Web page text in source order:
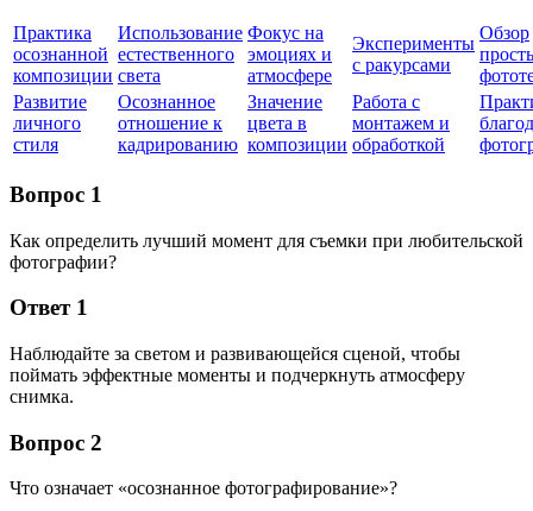
Практика
осознанной
композиции
Использование
естественного
света
Фокус на
эмоциях и
атмосфере
Эксперименты
с ракурсами
Обзор
Развитие
личного
стиля
Осознанное
отношение к
кадрированию
Значение
цвета в
композиции
Работа с
монтажем и
обработкой
Вопрос 1
Как определить лучший момент для съемки при любительской
фотографии?
Ответ 1
Наблюдайте за светом и развивающейся сценой, чтобы
поймать эффектные моменты и подчеркнуть атмосферу
снимка.
Вопрос 2
Что означает «осознанное фотографирование»?